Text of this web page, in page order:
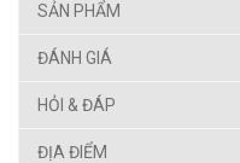
SẢN PHẨM
ĐÁNH GIÁ
HỎI & ĐÁP
ĐỊA ĐIỂM